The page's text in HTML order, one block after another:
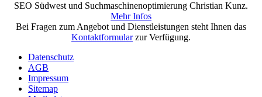
SEO Südwest und Suchmaschinenoptimierung Christian Kunz.
Mehr Infos
Bei Fragen zum Angebot und Dienstleistungen steht Ihnen das
Kontaktformularzur Verfügung.
Datenschutz
AGB
Impressum
Sitemap